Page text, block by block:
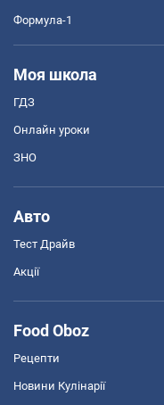
Формула-1
Моя школа
ГДЗ
Онлайн уроки
ЗНО
Авто
Тест Драйв
Акції
Food Oboz
Рецепти
Новини Кулінарії